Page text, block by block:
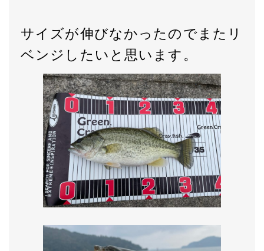
サイズが伸びなかったのでまたリ
ベンジしたいと思います。